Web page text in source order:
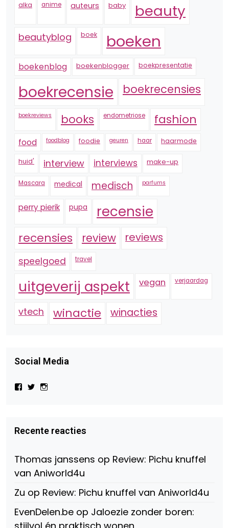
alka anime auteurs baby beauty
beautyblog boek boeken
boekenblog boekenblogger boekpresentatie
boekrecensie boekrecensies
boekreviews books endometriose fashion
food foodblog foodie geuren haar haarmode
huid' interview interviews make-up
Mascara medical medisch parfums
perry pierik pupa recensie
recensies review reviews
speelgoed travel
uitgeverij aspekt vegan verjaardag
vtech winactie winacties
Social Media
Bekijk
Beauty-
147775071915783/?
Facebook
Bekijk
op
Twitter
op
Instagram
Recente reacties
Thomas janssens op Review: Pichu knuffel
van Aniworld4u
Zu op Review: Pichu knuffel van Aniworld4u
EvenDelen.be op Jaloezie zonder boren: